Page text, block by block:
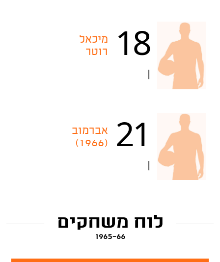
18
מיכאל
רוטר
21
אברמוב
(1966)
לוח משחקים
1965-66